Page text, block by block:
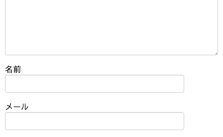
名前
メール